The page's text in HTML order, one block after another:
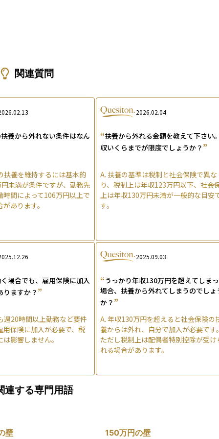
関連質問
養から外れない条件はなん
扶養を維持するには基本的
未満が条件ですが、勤務先
時間によって106万円以上で
あります。
2026.02.04
“扶養から外れる金額を教えて下さい
収いくらまでが限度でしょうか？ ”
A. 扶養の基準は税制と社会保険で異な
り、税制上は年収123万円以下、社会
上は年収130万円未満が一般的な目安
す。
場合でも、雇用保険に加入
りますか？ ”
週20時間以上勤務など要件
用保険に加入が必要で、税
影響しません。
2025.09.03
“うっかり年収130万円を超えてしま
場合、扶養から外れてしまうのでしょ
か？ ”
A.年収130万円を超えると社会保険の
養からは外れ、自分で加入が必要です。
ただし税制上は配偶者特別控除が受け
れる場合があります。
連する専門用語
壁 150万円の壁